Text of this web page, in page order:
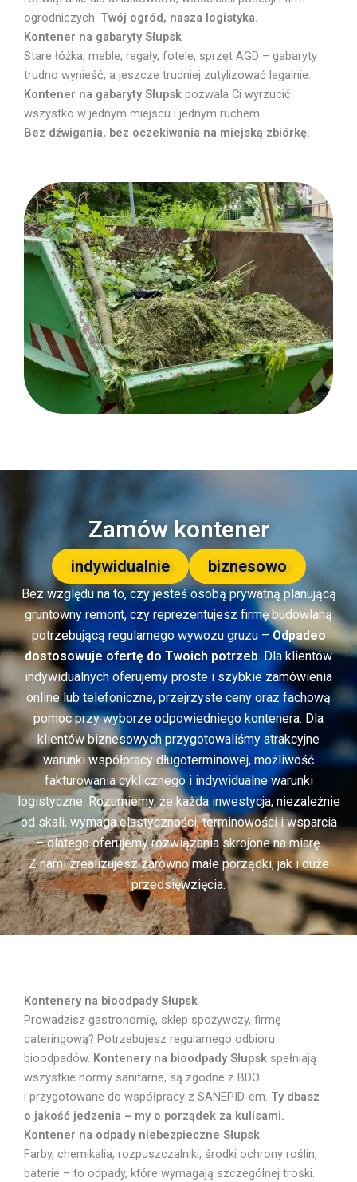
ogrodniczych. Twój ogród, nasza logistyka.
Kontener na gabaryty Słupsk
Stare łóżka, meble, regały, fotele, sprzęt AGD – gabaryty
trudno wynieść, a jeszcze trudniej zutylizować legalnie.
Kontener na gabaryty Słupsk pozwala Ci wyrzucić
wszystko w jednym miejscu i jednym ruchem.
Bez dźwigania, bez oczekiwania na miejską zbiórkę.
Zamów kontener
indywidualnie biznesowo
Bez względu na to, czy jesteś osobą prywatną planującą
gruntowny remont, czy reprezentujesz firmę budowlaną
potrzebującą regularnego wywozu gruzu – Odpadeo
dostosowuje ofertę do Twoich potrzeb. Dla klientów
indywidualnych oferujemy proste i szybkie zamówienia
online lub telefoniczne, przejrzyste ceny oraz fachową
pomoc przy wyborze odpowiedniego kontenera. Dla
klientów biznesowych przygotowaliśmy atrakcyjne
warunki współpracy długoterminowej, możliwość
fakturowania cyklicznego i indywidualne warunki
logistyczne. Rozumiemy, że każda inwestycja, niezależnie
od skali, wymaga elastyczności, terminowości i wsparcia
– dlatego oferujemy rozwiązania skrojone na miarę.
Z nami zrealizujesz zarówno małe porządki, jak i duże
przedsięwzięcia.
Kontenery na bioodpady Słupsk
Prowadzisz gastronomię, sklep spożywczy, firmę
cateringową? Potrzebujesz regularnego odbioru
bioodpadów. Kontenery na bioodpady Słupsk spełniają
wszystkie normy sanitarne, są zgodne z BDO
i przygotowane do współpracy z SANEPID-em. Ty dbasz
o jakość jedzenia – my o porządek za kulisami.
Kontener na odpady niebezpieczne Słupsk
Farby, chemikalia, rozpuszczalniki, środki ochrony roślin,
baterie – to odpady, które wymagają szczególnej troski.